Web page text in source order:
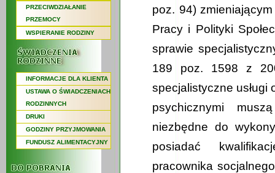
PRZECIWDZIAŁANIE
PRZEMOCY
WSPIERANIE RODZINY
INFORMACJE DLA KLIENTA
USTAWA O ŚWIADCZENIACH
RODZINNYCH
DRUKI
GODZINY PRZYJMOWANIA
FUNDUSZ ALIMENTACYJNY
poz. 94)
Pracy i Polityki
sprawie
189 poz. 1598 z
specjalistyczne usługi
psychicznymi
niezbędne do
posiadać
pracownika